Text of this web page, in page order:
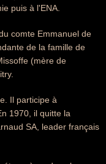
puis à l'ENA.
comte Emmanuel de
de la famille de
(mère de
Il participe à
1970, il quitte la
SA, leader français